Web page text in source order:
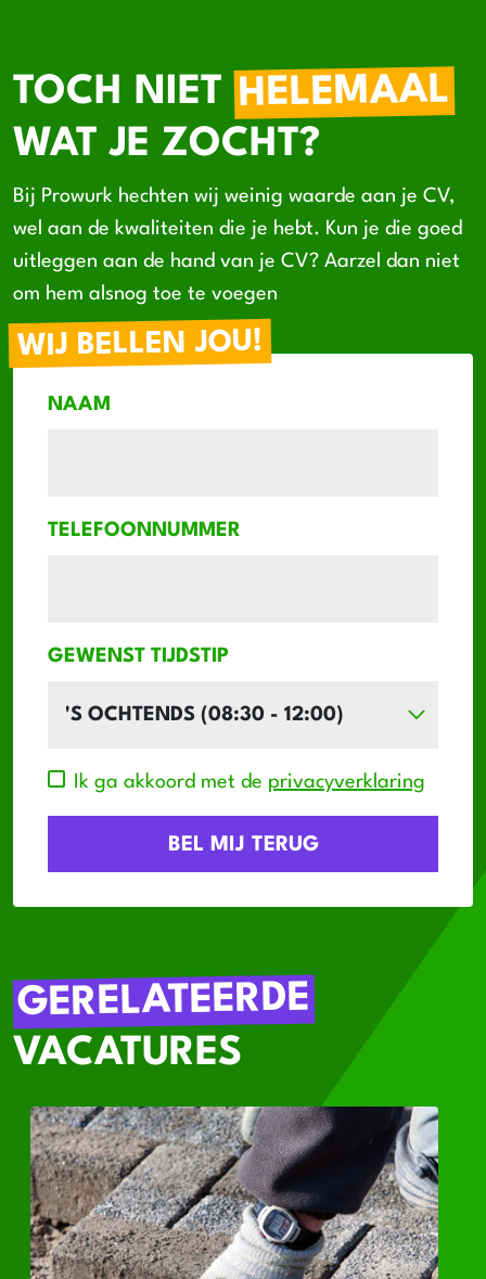
TOCH NIETHELEMAAL
WAT JE ZOCHT?
Bij Prowurk hechten wij weinig waarde aan je CV,
wel aan de kwaliteiten die je hebt. Kun je die goed
uitleggen aan de hand van je CV? Aarzel dan niet
om hem alsnog toe te voegen
WIJ BELLEN JOU!
NAAM
TELEFOONNUMMER
GEWENST TIJDSTIP
Ik ga akkoord met de privacyverklaring
GERELATEERDE
VACATURES